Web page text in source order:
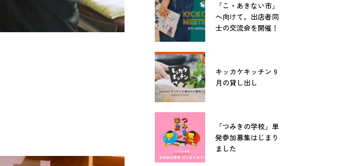
「こ・あきない市」
へ向けて。出店者同
士の交流会を開催！
キッカケキッチン 9
月の貸し出し
「つみきの学校」単
発参加募集はじまり
ました